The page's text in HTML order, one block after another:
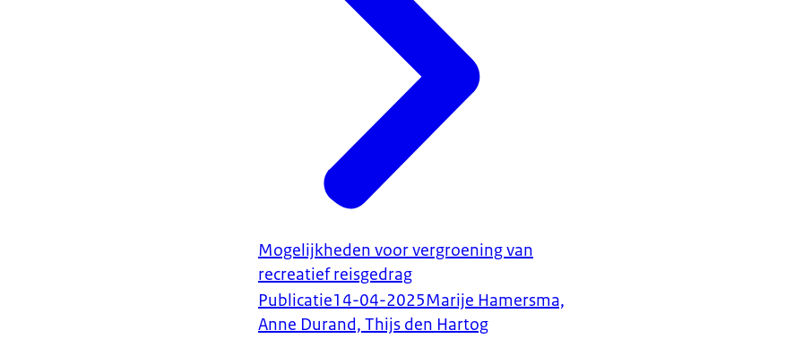
Mogelijkheden voor vergroening van
recreatief reisgedrag
Publicatie14-04-2025Marije Hamersma,
Anne Durand, Thijs den Hartog